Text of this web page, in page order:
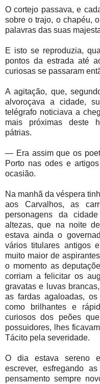
O cortejo passava, e
sobre o trajo, o chapéu,
palavras das suas
E isto se reproduzia,
pontos da estrada até
curiosas se passaram
A agitação, que,
alvoroçava a cidade,
telégrafo noticiava a
mais próximas deste
pátrias.
— Era assim que os
Porto nas odes e
ocasião.
Na manhã da véspera
aos Carvalhos, as
personagens da
altezas, que na noite
estava ainda o
vários titulares antigos
muito maior de
o momento as
corriam a felicitar os
gravatas e luvas
as fardas agaloadas, os
como brilhantes e
curiosos dos peões
possuidores, lhes
Tácito pela severidade.
O dia estava sereno
escrever, esfregando
pensamento sempre